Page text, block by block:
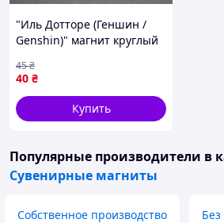
"Иль Дотторе (Геншин /
Genshin)" магнит круглый
40 ₴
45₴
Купить
Популярные производители в
Сувенирные магниты
Собственное производство